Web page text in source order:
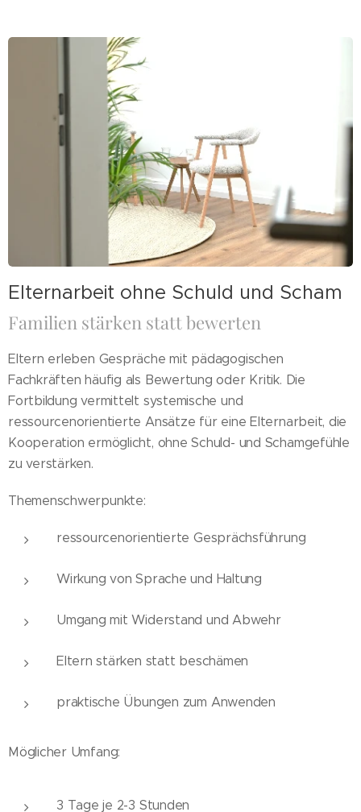
Elternarbeit ohne Schuld und Scham
Familien stärken statt bewerten
Eltern erleben Gespräche mit pädagogischen
Fachkräften häufig als Bewertung oder Kritik. Die
Fortbildung vermittelt systemische und
ressourcenorientierte Ansätze für eine Elternarbeit, die
Kooperation ermöglicht, ohne Schuld- und Schamgefühle
zu verstärken.
Themenschwerpunkte:
ressourcenorientierte Gesprächsführung
Wirkung von Sprache und Haltung
Umgang mit Widerstand und Abwehr
Eltern stärken statt beschämen
praktische Übungen zum Anwenden
Möglicher Umfang:
3 Tage je 2-3 Stunden